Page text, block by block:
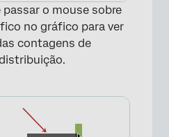
o mouse sobre
no gráfico para ver
contagens de